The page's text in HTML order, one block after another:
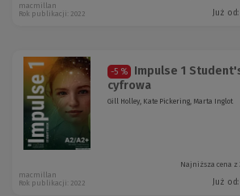
Już od:
macmillan
Rok publikacji: 2022
-5 %
Impulse 1
cyfrowa
Gill Holley, Kate Pickering, Marta Inglot
Najniższa cena z
Już od:
macmillan
Rok publikacji: 2022